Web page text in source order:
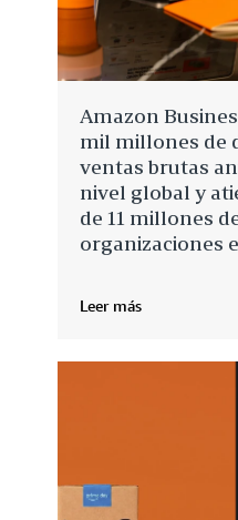
Amazon
mil millones de
ventas brutas
nivel global y
de 11 millones
organizaciones
Leer más